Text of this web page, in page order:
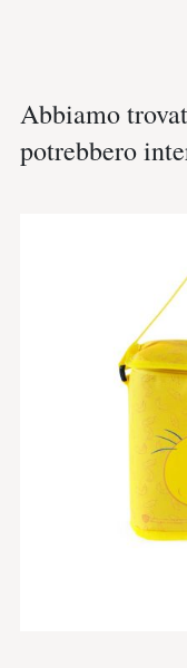
Abbiamo
potrebbero